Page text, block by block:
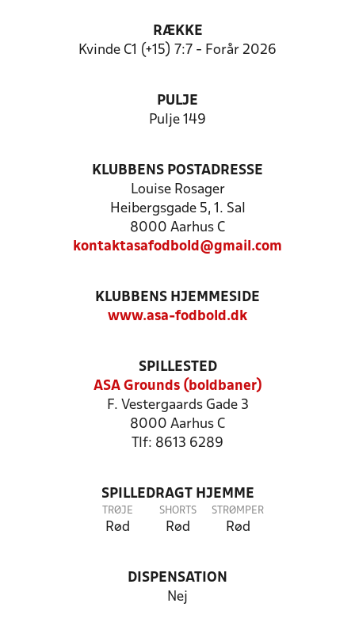
RÆKKE
Kvinde C1 (+15) 7:7 - Forår 2026
PULJE
Pulje 149
KLUBBENS POSTADRESSE
Louise Rosager
Heibergsgade 5, 1. Sal
8000 Aarhus C
kontaktasafodbold@gmail.com
KLUBBENS HJEMMESIDE
www.asa-fodbold.dk
SPILLESTED
ASA Grounds (boldbaner)
F. Vestergaards Gade 3
8000 Aarhus C
Tlf: 8613 6289
SPILLEDRAGT HJEMME
TRØJE
Rød
SHORTS
Rød
STRØMPER
Rød
DISPENSATION
Nej